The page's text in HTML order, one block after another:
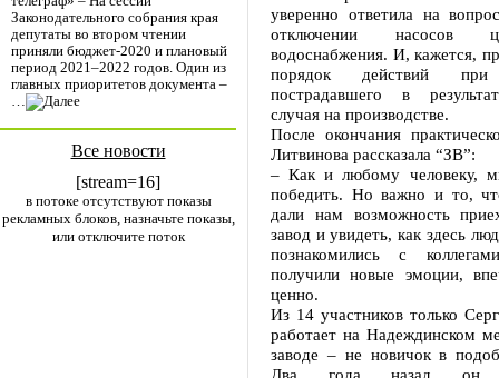
Законодательного собрания края
депутаты во втором чтении
приняли бюджет-2020 и плановый
период 2021–2022 годов. Один из
главных приоритетов документа –
…
Все новости
[stream=16]
в потоке отсутствуют показы
рекламных блоков, назначьте показы,
или отключите поток
уверенно ответила на
отключении насосов
водоснабжения. И, кажется,
порядок действий при
пострадавшего в
случая на производстве.
После окончания
Литвинова рассказала “ЗВ”:
– Как и любому человеку,
победить. Но важно и то,
дали нам возможность
завод и увидеть, как здесь
познакомились с
получили новые эмоции,
ценно.
Из 14 участников только
работает на Надеждинском
заводе – не новичок в
Два года назад он